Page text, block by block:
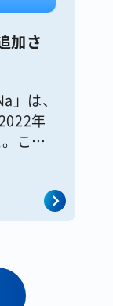
加さ
」は、
年
この
のも